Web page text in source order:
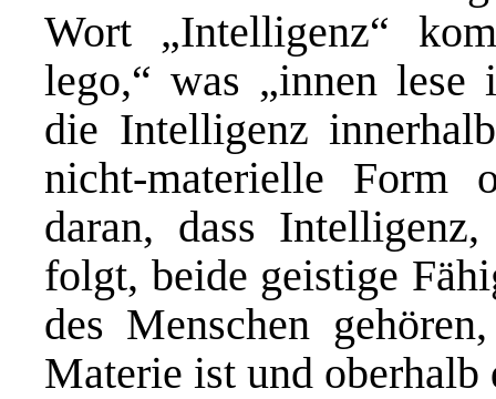
Wort „Intelligenz“
lego,“ was „innen lese
die Intelligenz
nicht-materielle Form
daran, dass
folgt, beide geistige
des Menschen
Materie ist und oberhalb